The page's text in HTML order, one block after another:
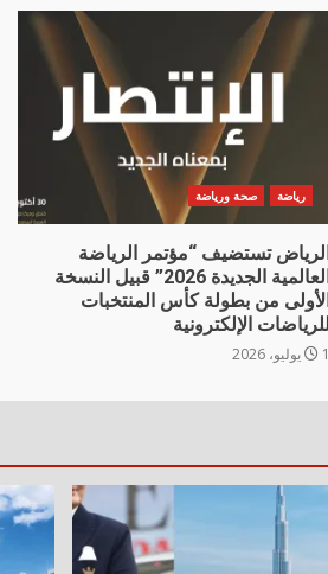
رياضة صحة ورياضة
الرياض تستضيف “مؤتمر الرياضة
العالمية الجديدة 2026” قبيل النسخة
الأولى من بطولة كأس المنتخبات
للرياضات الإلكترونية
1 يوليو، 2026